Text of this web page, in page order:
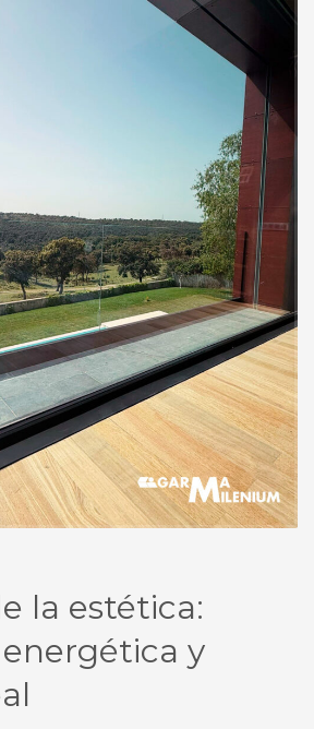
la estética:
y